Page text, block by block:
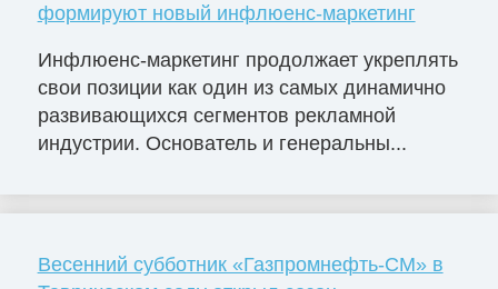
формируют новый инфлюенс-маркетинг
Инфлюенс-маркетинг продолжает укреплять
свои позиции как один из самых динамично
развивающихся сегментов рекламной
индустрии. Основатель и генеральны...
Весенний субботник «Газпромнефть-СМ» в